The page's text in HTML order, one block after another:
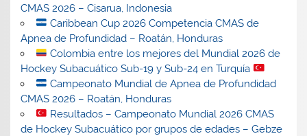
CMAS 2026 – Cisarua, Indonesia
Caribbean Cup 2026 Competencia CMAS de
Apnea de Profundidad – Roatán, Honduras
Colombia entre los mejores del Mundial 2026 de
Hockey Subacuático Sub-19 y Sub-24 en Turquía
Campeonato Mundial de Apnea de Profundidad
CMAS 2026 – Roatán, Honduras
Resultados – Campeonato Mundial 2026 CMAS
de Hockey Subacuático por grupos de edades – Gebze